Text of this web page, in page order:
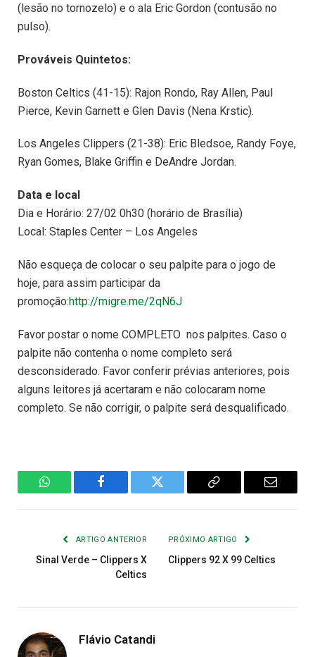
(lesão no tornozelo) e o ala Eric Gordon (contusão no
pulso).
Prováveis Quintetos:
Boston Celtics (41-15): Rajon Rondo, Ray Allen, Paul
Pierce, Kevin Garnett e Glen Davis (Nena Krstic).
Los Angeles Clippers (21-38): Eric Bledsoe, Randy Foye,
Ryan Gomes, Blake Griffin e DeAndre Jordan.
Data e local
Dia e Horário: 27/02 0h30 (horário de Brasília)
Local: Staples Center – Los Angeles
Não esqueça de colocar o seu palpite para o jogo de
hoje, para assim participar da
promoção:http://migre.me/2qN6J
Favor postar o nome COMPLETO nos palpites. Caso o
palpite não contenha o nome completo será
desconsiderado. Favor conferir prévias anteriores, pois
alguns leitores já acertaram e não colocaram nome
completo. Se não corrigir, o palpite será desqualificado.
WhatsAppFacebook Twitter
Copiar
E-
ARTIGO ANTERIOR
Sinal Verde – Clippers X
Celtics
PRÓXIMO ARTIGO
Clippers 92 X 99 Celtics
Flávio Catandi